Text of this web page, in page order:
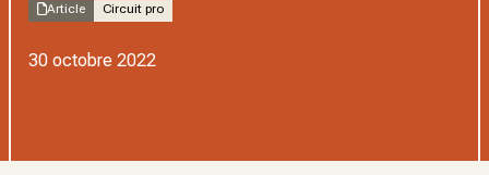
Article Circuit pro
30 octobre 2022